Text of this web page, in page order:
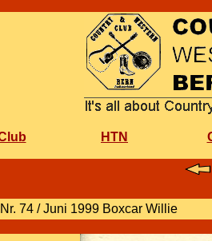
HTN
74 / Juni 1999 Boxcar Willie